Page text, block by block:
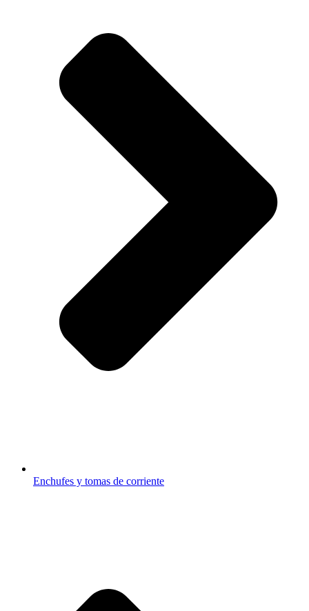
Enchufes y tomas de corriente